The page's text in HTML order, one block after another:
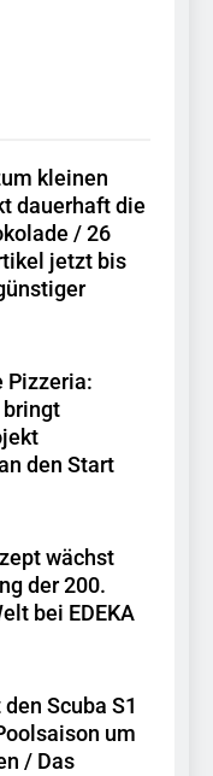
kleinen
dauerhaft die
/ 26
jetzt bis
Pizzeria:
bringt
den Start
wächst
der 200.
bei EDEKA
Scuba S1
um
/ Das